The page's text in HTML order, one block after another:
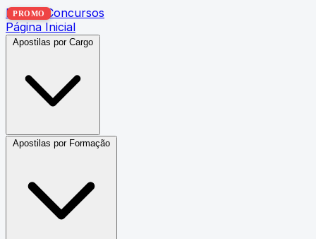
Exatas Concursos
Página Inicial
Apostilas por Cargo
Apostilas por Formação
PROMO